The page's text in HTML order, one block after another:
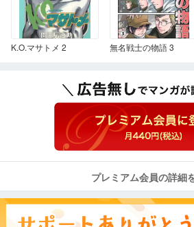
K.O.マサトメ 2 無名戦士の物語 3
プレミアム会員の詳細